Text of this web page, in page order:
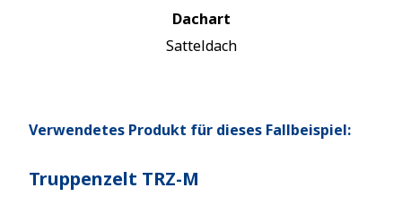
Dachart
Satteldach
Verwendetes Produkt für dieses Fallbeispiel:
Truppenzelt TRZ-M